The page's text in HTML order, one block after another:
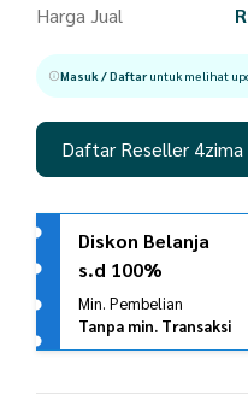
Harga Jual
Masuk / Daftaruntuk melihat
Daftar Reseller 4zima
Diskon Belanja
s.d 100%
Min. Pembelian
Tanpa min. Transaksi